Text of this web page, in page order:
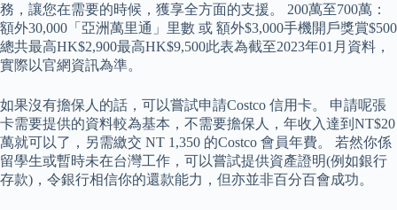
務，讓您在需要的時候，獲享全方面的支援。 200萬至700萬：
額外30,000「亞洲萬里通」里數 或 額外$3,000手機開戶獎賞$500
總共最高HK$2,900最高HK$9,500此表為截至2023年01月資料，
實際以官網資訊為準。
如果沒有擔保人的話，可以嘗試申請Costco 信用卡。 申請呢張
卡需要提供的資料較為基本，不需要擔保人，年收入達到NT$20
萬就可以了，另需繳交 NT 1,350 的Costco 會員年費。 若然你係
留學生或暫時未在台灣工作，可以嘗試提供資產證明(例如銀行
存款)，令銀行相信你的還款能力，但亦並非百分百會成功。